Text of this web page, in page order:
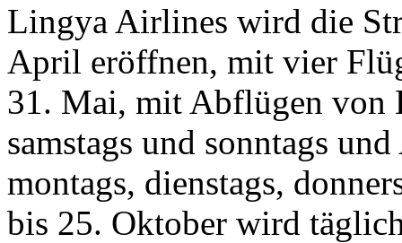
Lingya Airlines wird die
April eröffnen, mit vier
31. Mai, mit Abflügen von
samstags und sonntags
montags, dienstags,
bis 25. Oktober wird